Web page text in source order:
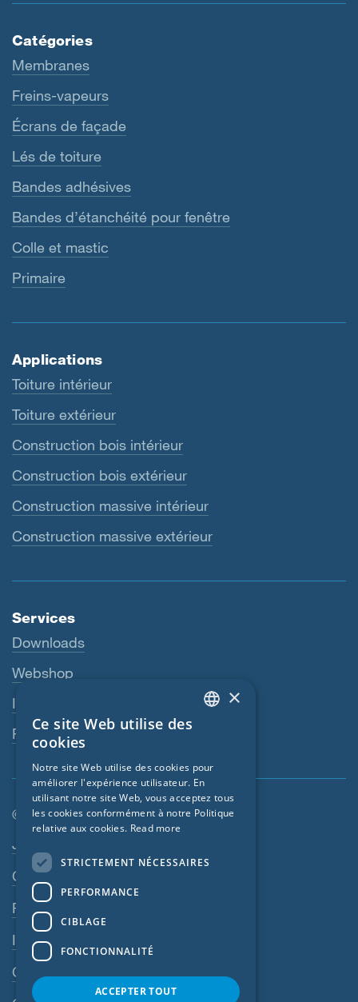
Catégories
Membranes
Freins-vapeurs
Écrans de façade
Lés de toiture
Bandes adhésives
Bandes d’étanchéité pour fenêtre
Colle et mastic
Primaire
Applications
Toiture intérieur
Toiture extérieur
Construction bois intérieur
Construction bois extérieur
Construction massive intérieur
Construction massive extérieur
Services
Downloads
Webshop
Interlocuteur
Revendeurs
© SIGA 2026
Jobs
Contact
Règles de confidentialité
Impressum
CGV
ENGLISH
FRENCH
CZECH
LATVIAN
×
Ce site Web utilise des
cookies
Notre site Web utilise des cookies pour
améliorer l'expérience utilisateur. En
utilisant notre site Web, vous acceptez tous
les cookies conformément à notre Politique
relative aux cookies. Read more
STRICTEMENT NÉCESSAIRES
PERFORMANCE
CIBLAGE
FONCTIONNALITÉ
ACCEPTER TOUT